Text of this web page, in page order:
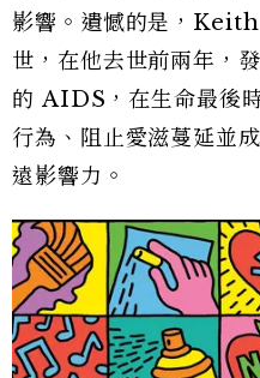
影響。遺憾的是，
世，在他去世前兩年，
的 AIDS，在生命最後
行為、阻止愛滋蔓延並
遠影響力。